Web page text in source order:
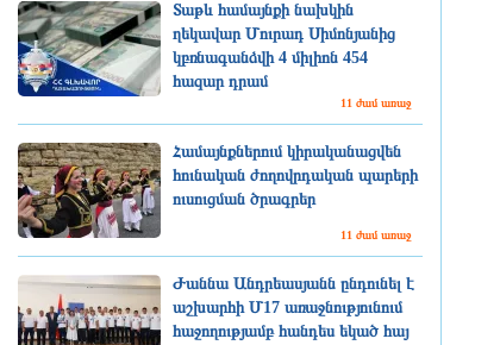
Տաթև համայնքի նախկին
ղեկավար Մուրադ Սիմոնյանից
կբռնագանձվի 4 միլիոն 454
հազար դրամ
11 ժամ առաջ
Համայնքներում կիրականացվեն
հունական ժողովրդական պարերի
ուսուցման ծրագրեր
11 ժամ առաջ
Ժաննա Անդրեասյանն ընդունել է
աշխարհի Մ17 առաջնությունում
հաջողությամբ հանդես եկած հայ